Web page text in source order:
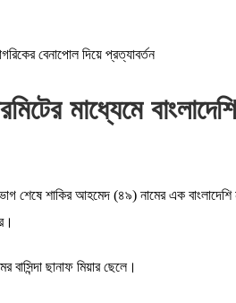
বেনাপোল দিয়ে প্রত্যাবর্তন
মাধ্যেমে
শেষে শাকির আহমেদ (৪৯) নামের এক
ছানাফ মিয়ার ছেলে।